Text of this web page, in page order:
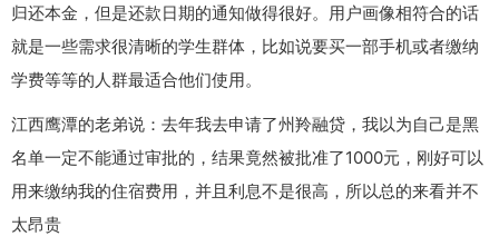
归还本金，但是还款日期的通知做得很好。用户画像相符合的话
就是一些需求很清晰的学生群体，比如说要买一部手机或者缴纳
学费等等的人群最适合他们使用。
江西鹰潭的老弟说：去年我去申请了州羚融贷，我以为自己是黑
名单一定不能通过审批的，结果竟然被批准了1000元，刚好可以
用来缴纳我的住宿费用，并且利息不是很高，所以总的来看并不
太昂贵